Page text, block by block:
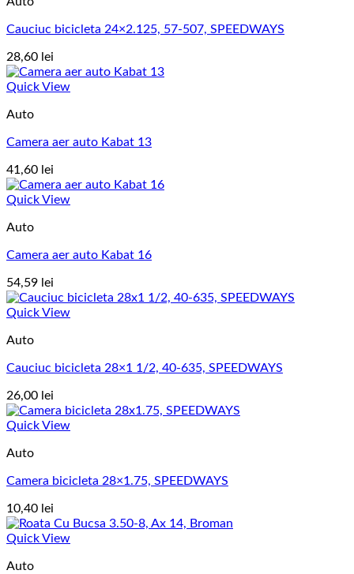
Cauciuc bicicleta 24×2.125, 57-507, SPEEDWAYS
28,60 lei
Quick View
Auto
Camera aer auto Kabat 13
41,60 lei
Quick View
Auto
Camera aer auto Kabat 16
54,59 lei
Quick View
Auto
Cauciuc bicicleta 28×1 1/2, 40-635, SPEEDWAYS
26,00 lei
Quick View
Auto
Camera bicicleta 28×1.75, SPEEDWAYS
10,40 lei
Quick View
Auto